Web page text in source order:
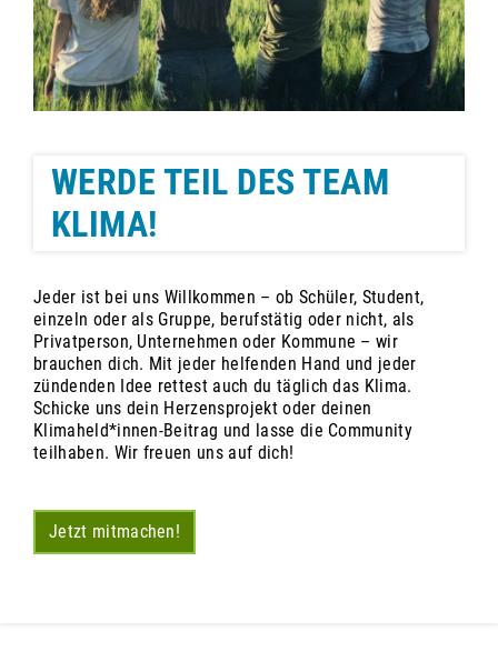
WERDE TEIL DES TEAM
KLIMA!
Jeder ist bei uns Willkommen – ob Schüler, Student,
einzeln oder als Gruppe, berufstätig oder nicht, als
Privatperson, Unternehmen oder Kommune – wir
brauchen dich. Mit jeder helfenden Hand und jeder
zündenden Idee rettest auch du täglich das Klima.
Schicke uns dein Herzensprojekt oder deinen
Klimaheld*innen-Beitrag und lasse die Community
teilhaben. Wir freuen uns auf dich!
Jetzt mitmachen!